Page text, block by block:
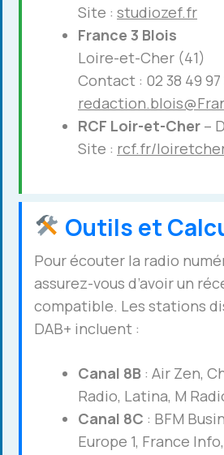
Site : studiozef.fr
France 3 Blois
Loire-et-Cher (41)
Contact : 02 38 49 97
RCF Loir-et-Cher –
Site : rcf.fr/
Outils et
Pour écouter la radio
assurez-vous d’avoir un
compatible. Les stations
DAB+ incluent :
Canal 8B : Air Zen,
Radio, Latina, M
Canal 8C : BFM
Europe 1, France